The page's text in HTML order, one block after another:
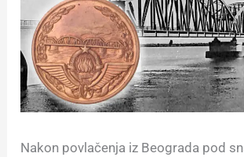
Nakon povlačenja iz Beograda pod